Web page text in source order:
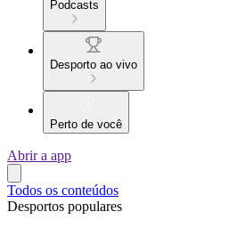
Podcasts
Desporto ao vivo
Perto de você
Abrir a app
Todos os conteúdos
Desportos populares